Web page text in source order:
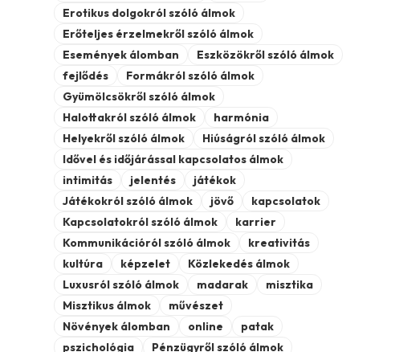
Erotikus dolgokról szóló álmok
Erőteljes érzelmekről szóló álmok
Események álomban
Eszközökről szóló álmok
fejlődés
Formákról szóló álmok
Gyümölcsökről szóló álmok
Halottakról szóló álmok
harmónia
Helyekről szóló álmok
Hiúságról szóló álmok
Idővel és időjárással kapcsolatos álmok
intimitás
jelentés
játékok
Játékokról szóló álmok
jövő
kapcsolatok
Kapcsolatokról szóló álmok
karrier
Kommunikációról szóló álmok
kreativitás
kultúra
képzelet
Közlekedés álmok
Luxusról szóló álmok
madarak
misztika
Misztikus álmok
művészet
Növények álomban
online
patak
pszichológia
Pénzügyről szóló álmok